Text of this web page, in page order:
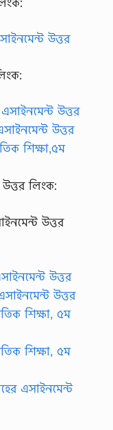
উত্তর
উত্তর
উত্তর
শিক্ষা,৫ম
লিংক:
উত্তর
উত্তর
উত্তর
শিক্ষা, ৫ম
শিক্ষা, ৫ম
এসাইনমেন্ট